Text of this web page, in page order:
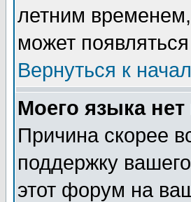
летним временем,
может
Вернуться к
Моего языка нет
Причина скорее
поддержку
этот форум на